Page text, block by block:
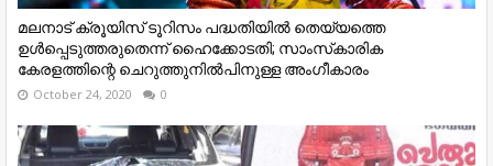
മലനാട് ക്രൂയിസ് ടൂറിസം പദ്ധതിയില്‍ തെയ്യത്തെ
ഉള്‍പ്പെടുത്തരുതെന്ന് ഹൈക്കോടതി; സാംസ്‌കാരിക
കേരളത്തിന്റെ ചെറുത്തുനില്‍പിനുള്ള അംഗീകാരം
October 24, 2020 0